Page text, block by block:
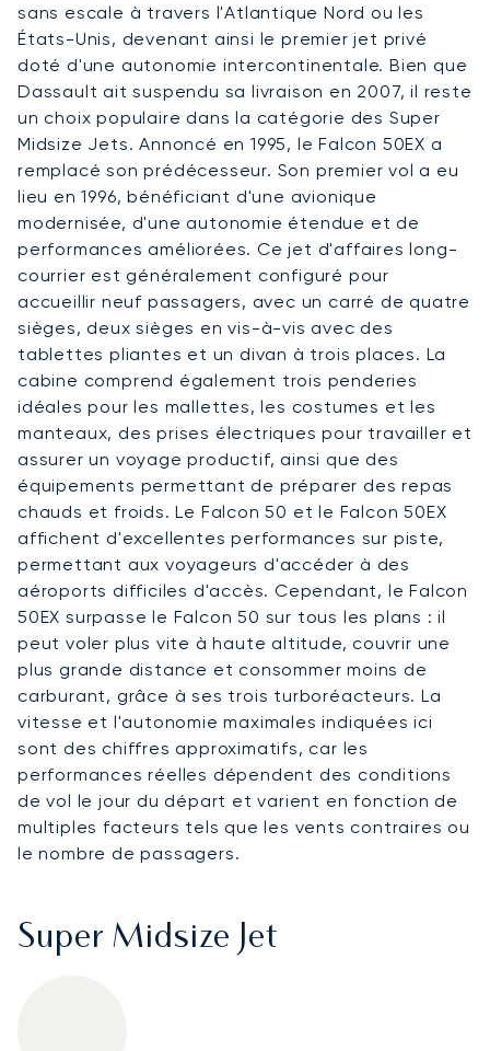
sans escale à travers l'Atlantique Nord ou les
États-Unis, devenant ainsi le premier jet privé
doté d'une autonomie intercontinentale. Bien que
Dassault ait suspendu sa livraison en 2007, il reste
un choix populaire dans la catégorie des Super
Midsize Jets. Annoncé en 1995, le Falcon 50EX a
remplacé son prédécesseur. Son premier vol a eu
lieu en 1996, bénéficiant d'une avionique
modernisée, d'une autonomie étendue et de
performances améliorées. Ce jet d'affaires long-
courrier est généralement configuré pour
accueillir neuf passagers, avec un carré de quatre
sièges, deux sièges en vis-à-vis avec des
tablettes pliantes et un divan à trois places. La
cabine comprend également trois penderies
idéales pour les mallettes, les costumes et les
manteaux, des prises électriques pour travailler et
assurer un voyage productif, ainsi que des
équipements permettant de préparer des repas
chauds et froids. Le Falcon 50 et le Falcon 50EX
affichent d'excellentes performances sur piste,
permettant aux voyageurs d'accéder à des
aéroports difficiles d'accès. Cependant, le Falcon
50EX surpasse le Falcon 50 sur tous les plans : il
peut voler plus vite à haute altitude, couvrir une
plus grande distance et consommer moins de
carburant, grâce à ses trois turboréacteurs. La
vitesse et l'autonomie maximales indiquées ici
sont des chiffres approximatifs, car les
performances réelles dépendent des conditions
de vol le jour du départ et varient en fonction de
multiples facteurs tels que les vents contraires ou
le nombre de passagers.
Super Midsize Jet